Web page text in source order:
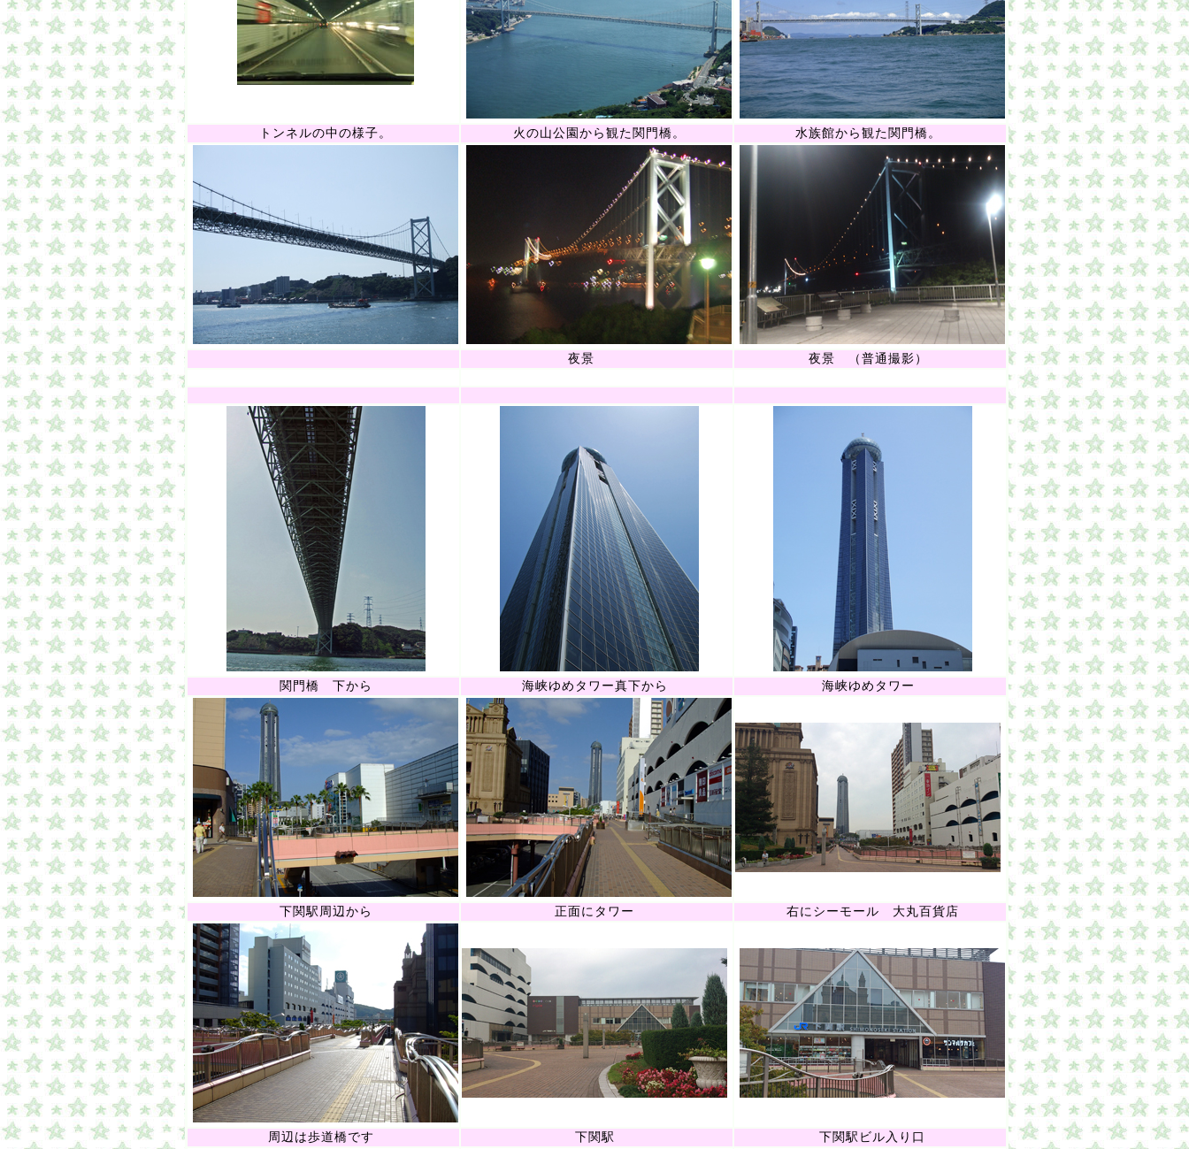
トンネルの中の様子。 火の山公園から観た関門橋。 水族館から観た関門橋。
夜景 夜景 （普通撮影）
関門橋 下から 海峡ゆめタワー真下から 海峡ゆめタワー
下関駅周辺から 正面にタワー 右にシーモール 大丸百貨店
周辺は歩道橋です 下関駅 下関駅ビル入り口